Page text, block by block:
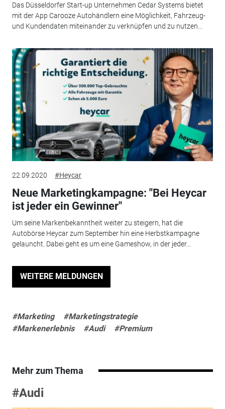
Das Düsseldorfer Start-up Unternehmen Cedar Systems bietet
mit der App Carooze Autohändlern eine Möglichkeit, Fahrzeug-
und Kundendaten miteinander zu verknüpfen und zu nutzen...
22.09.2020 #Heycar
Neue Marketingkampagne: "Bei Heycar
ist jeder ein Gewinner"
Um seine Markenbekanntheit weiter zu steigern, hat die
Autobörse Heycar zum September hin eine Herbstkampagne
gelauncht. Dabei geht es um eine Gameshow, in der jeder...
WEITERE MELDUNGEN
#Marketing
#Marketingstrategie
#Markenerlebnis
#Audi #Premium
Mehr zum Thema
#Audi